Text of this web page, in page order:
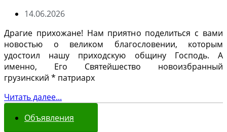
14.06.2026
Драгие прихожане! Нам приятно поделиться с вами
новостью о великом благословении, которым
удостоил нашу приходскую общину Господь. А
именно, Его Святейшество новоизбранный
грузинский * патриарх
Читать далее...
Объявления